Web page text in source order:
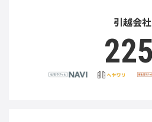
引越会社
225